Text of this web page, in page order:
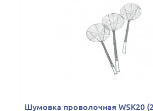
Шумовка проволочная WSK20